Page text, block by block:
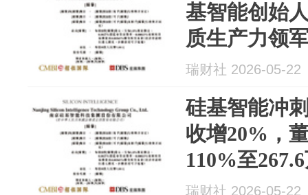
基智能创始
质生产力领
瑞财社 2026-05-22
硅基智能冲
收增20%，
110%至
瑞财社 2026-05-22